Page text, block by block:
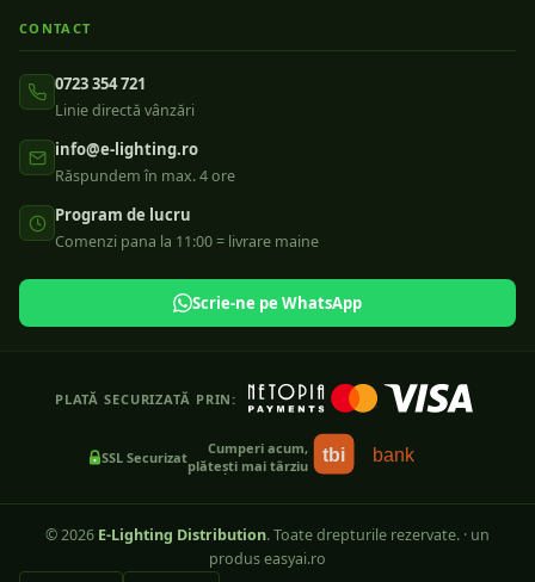
CONTACT
0723 354 721
Linie directă vânzări
info@e-lighting.ro
Răspundem în max. 4 ore
Program de lucru
Comenzi pana la 11:00 = livrare maine
Scrie-ne pe WhatsApp
PLATĂ SECURIZATĂ PRIN:
SSL Securizat
Cumperi acum,
plătești mai târziu
tbi bank
©2026 E-Lighting Distribution. Toate drepturile rezervate. · un
produs easyai.ro